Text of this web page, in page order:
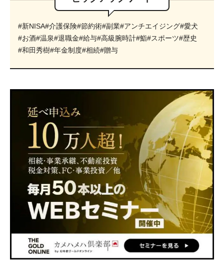
#新NISA#介護保険#節約術#副業#アンチエイジング#愛犬
#お酒#温泉#退職金#給与#高級腕時計#鮨#スポーツ#歴史
#和田秀樹#年金制度#相続#贈与